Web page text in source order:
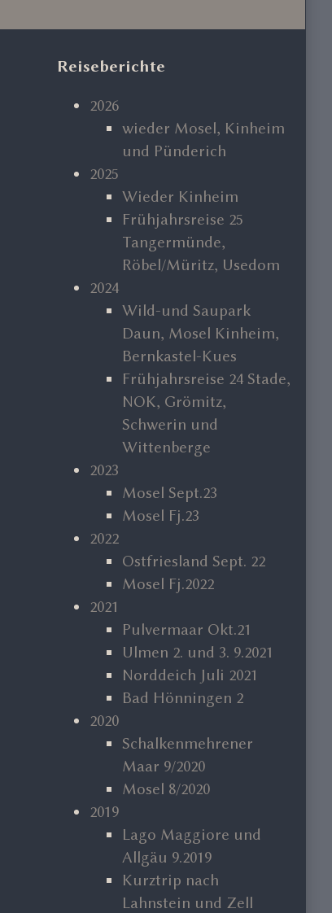
Primary
Sidebar
Reiseberichte
2026
wieder Mosel, Kinheim
und Pünderich
2025
Wieder Kinheim
Frühjahrsreise 25
Tangermünde,
Röbel/Müritz, Usedom
2024
Wild-und Saupark
Daun, Mosel Kinheim,
Bernkastel-Kues
Frühjahrsreise 24 Stade,
NOK, Grömitz,
Schwerin und
Wittenberge
2023
Mosel Sept.23
Mosel Fj.23
2022
Ostfriesland Sept. 22
Mosel Fj.2022
2021
Pulvermaar Okt.21
Ulmen 2. und 3. 9.2021
Norddeich Juli 2021
Bad Hönningen 2
2020
Schalkenmehrener
Maar 9/2020
Mosel 8/2020
2019
Lago Maggiore und
Allgäu 9.2019
Kurztrip nach
Lahnstein und Zell